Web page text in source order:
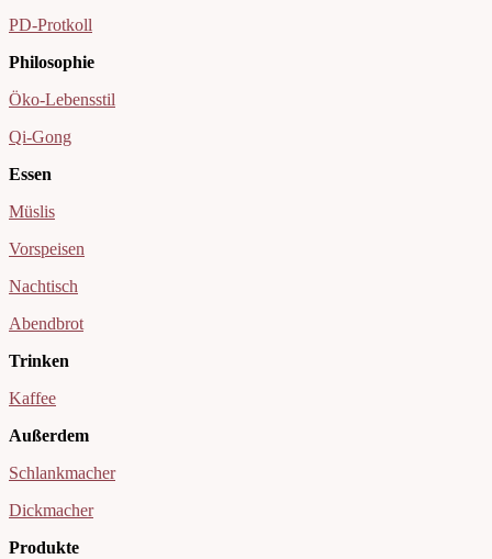
PD-Protkoll
Philosophie
Öko-Lebensstil
Qi-Gong
Essen
Müslis
Vorspeisen
Nachtisch
Abendbrot
Trinken
Kaffee
Außerdem
Schlankmacher
Dickmacher
Produkte